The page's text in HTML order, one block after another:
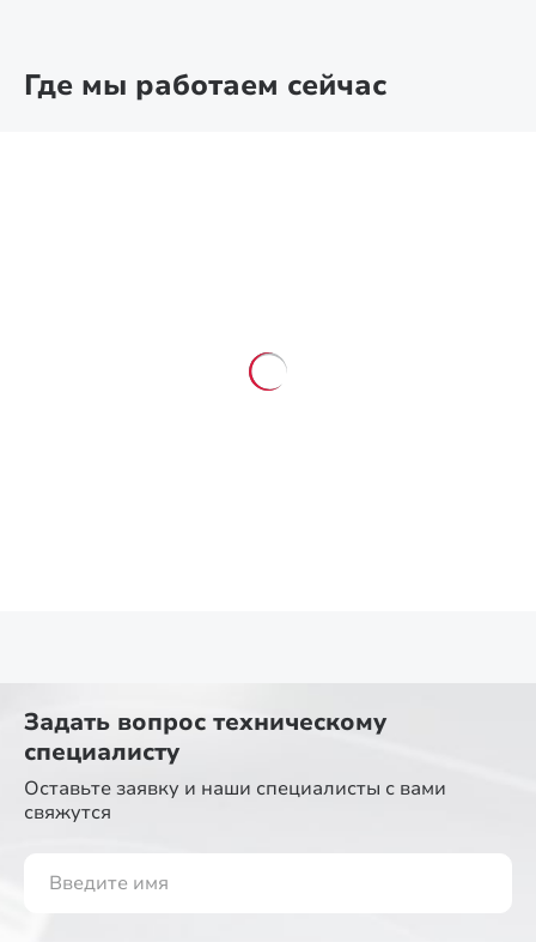
Где мы работаем сейчас
Задать вопрос техническому
специалисту
Оставьте заявку и наши специалисты с вами
свяжутся